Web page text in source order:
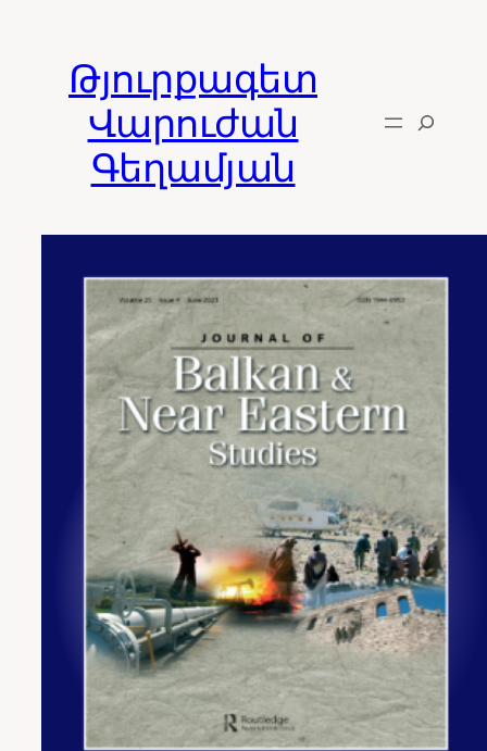
contentԹյուրքագետ
Վարուժան
Գեղամյան